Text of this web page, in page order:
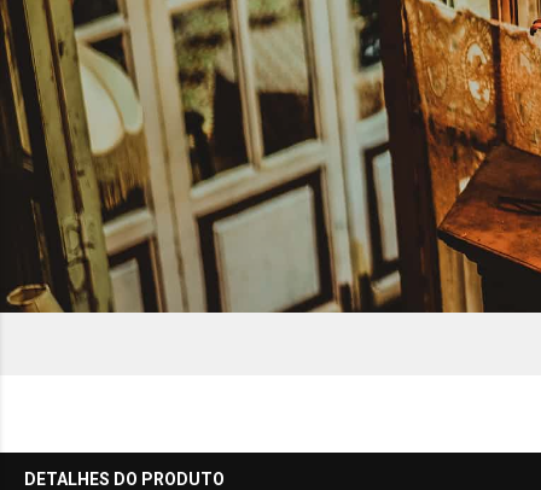
DETALHES DO PRODUTO